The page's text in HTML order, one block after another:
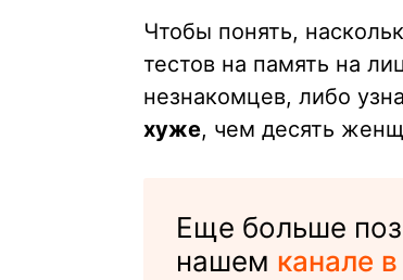
Чтобы понять,
тестов на память на
незнакомцев, либо
хуже, чем десять
Еще больше
нашем канале